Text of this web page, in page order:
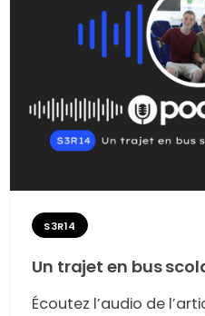
S3R14
Un trajet en bus
Écoutez l’audio de